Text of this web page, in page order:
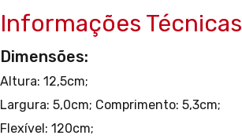
Informações Técnicas
Dimensões:
Altura: 12,5cm;
Largura: 5,0cm; Comprimento: 5,3cm;
Flexível: 120cm;